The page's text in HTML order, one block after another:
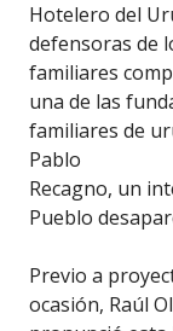
Hotelero del
defensoras de
familiares
una de las
familiares de
Pablo
Recagno, un
Pueblo
Previo a
ocasión, Raúl